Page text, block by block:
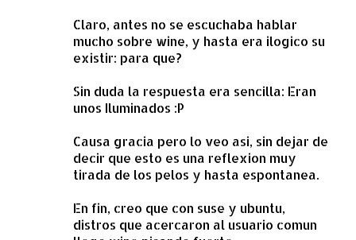
Claro, antes no se escuchaba hablar
mucho sobre wine, y hasta era ilogico su
existir: para que?
Sin duda la respuesta era sencilla: Eran
unos Iluminados :P
Causa gracia pero lo veo asi, sin dejar de
decir que esto es una reflexion muy
tirada de los pelos y hasta espontanea.
En fin, creo que con suse y ubuntu,
distros que acercaron al usuario comun